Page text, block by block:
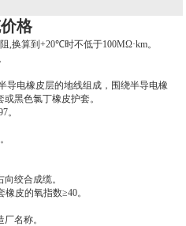
格
,换算到+20℃时不低于100MΩ·km。
导电橡皮层的地线组成，围绕半导电橡
黑色氯丁橡皮护套。
。
绞合成缆。
皮的氧指数≥40。
名称。